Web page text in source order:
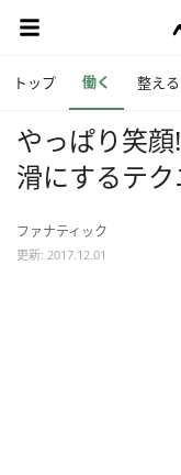
トップ 働く 整える
やっぱり笑
滑にするテ
ファナティック
更新: 2017.12.01